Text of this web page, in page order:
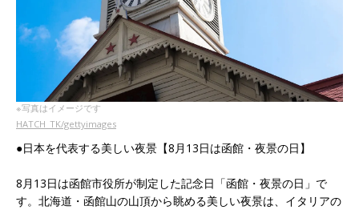
※写真はイメージです
HATCH_TK/gettyimages
●日本を代表する美しい夜景【8月13日は函館・夜景の日】
8月13日は函館市役所が制定した記念日「函館・夜景の日」で
す。北海道・函館山の山頂から眺める美しい夜景は、イタリアの